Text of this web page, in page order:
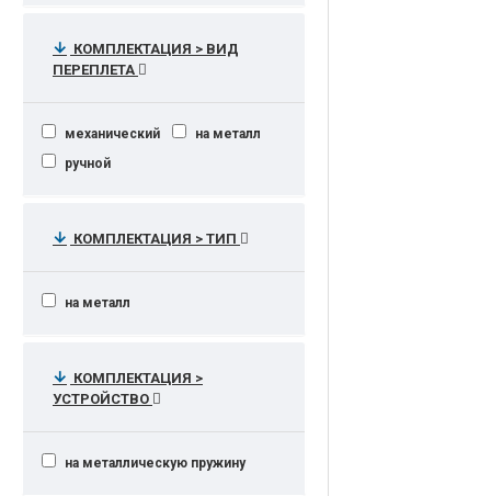
КОМПЛЕКТАЦИЯ > ВИД
ПЕРЕПЛЕТА
механический
на металл
ручной
КОМПЛЕКТАЦИЯ > ТИП
на металл
КОМПЛЕКТАЦИЯ >
УСТРОЙСТВО
на металлическую пружину